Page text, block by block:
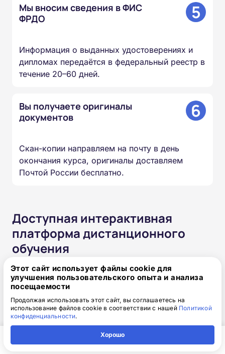
Мы вносим сведения в ФИС
ФРДО
5
Информация о выданных удостоверениях и
дипломах передаётся в федеральный реестр в
течение 20–60 дней.
Вы получаете оригиналы
документов
6
Скан-копии направляем на почту в день
окончания курса, оригиналы доставляем
Почтой России бесплатно.
Доступная интерактивная
платформа дистанционного
обучения
Онлайн-формат позволяет вам проходить
обучение в любое время в любом месте и с
любого устройства. Организуйте свой учебный
процесс так, как удобно именно вам.
Круглосуточный доступ к
Этот сайт использует файлы cookie для
улучшения пользовательского опыта и анализа
посещаемости
Продолжая использовать этот сайт, вы соглашаетесь на
использование файлов cookie в соответствии с нашей Политикой
конфиденциальности.
Хорошо